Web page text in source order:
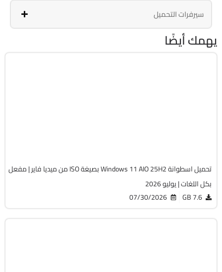
سيرفرات التحميل
يهمك أيضًا
تحميل اسطوانة Windows 11 AIO 25H2 بصيغة ISO من ميديا فاير | مفعل
بكل اللغات | يوليو 2026
7.6 GB
07/30/2026